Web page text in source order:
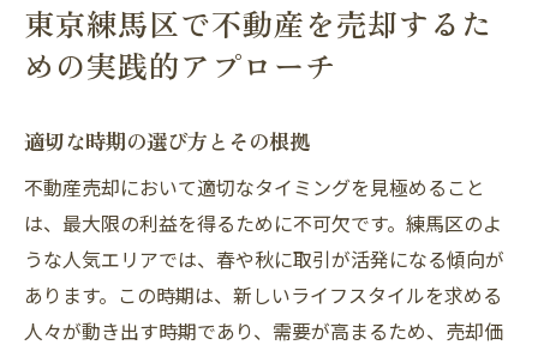
東京練馬区で不動産を売却するた
めの実践的アプローチ
適切な時期の選び方とその根拠
不動産売却において適切なタイミングを見極めること
は、最大限の利益を得るために不可欠です。練馬区のよ
うな人気エリアでは、春や秋に取引が活発になる傾向が
あります。この時期は、新しいライフスタイルを求める
人々が動き出す時期であり、需要が高まるため、売却価